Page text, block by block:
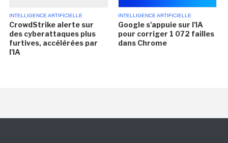
INTELLIGENCE ARTIFICIELLE
CrowdStrike alerte sur
des cyberattaques plus
furtives, accélérées par
l'IA
INTELLIGENCE ARTIFICIELLE
Google s'appuie sur l'IA
pour corriger 1 072 failles
dans Chrome